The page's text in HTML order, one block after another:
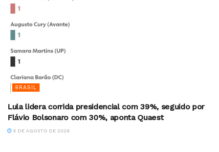
BRASIL
Lula lidera corrida presidencial com 39%, seguido por
Flávio Bolsonaro com 30%, aponta Quaest
5 DE AGOSTO DE 2026